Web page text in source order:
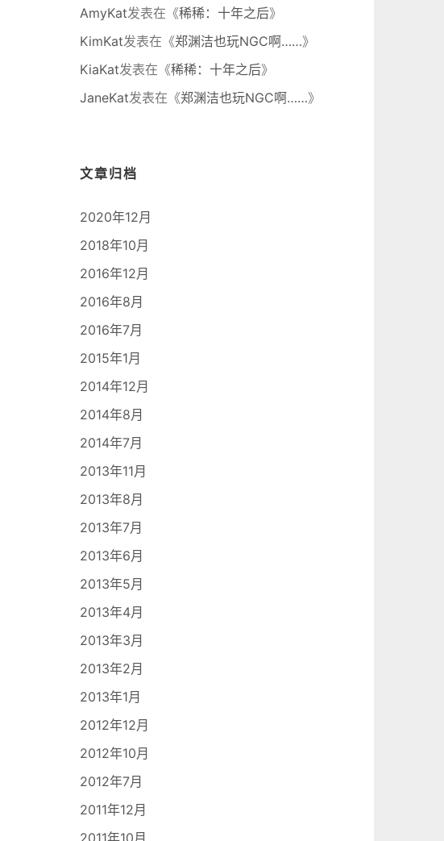
AmyKat发表在《稀稀：十年之后》
KimKat发表在《郑渊洁也玩NGC啊……》
KiaKat发表在《稀稀：十年之后》
JaneKat发表在《郑渊洁也玩NGC啊……》
文章归档
2020年12月
2018年10月
2016年12月
2016年8月
2016年7月
2015年1月
2014年12月
2014年8月
2014年7月
2013年11月
2013年8月
2013年7月
2013年6月
2013年5月
2013年4月
2013年3月
2013年2月
2013年1月
2012年12月
2012年10月
2012年7月
2011年12月
2011年10月